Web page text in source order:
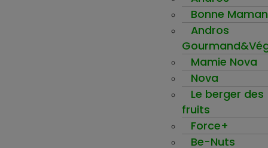
Bonne Maman
Andros
Mamie Nova
Nova
Le berger des
fruits
Force+
Be-Nuts